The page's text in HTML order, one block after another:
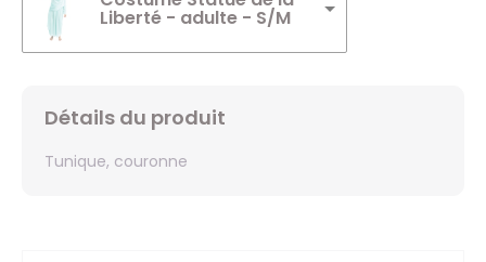
Liberté - adulte - S/M
Détails du produit
Tunique, couronne